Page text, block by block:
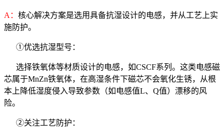
A： 核心解决方案是选用具备抗湿设计的电感，并从工艺上实
施防护。
①优选抗湿型号：
选择铁氧体等材质设计的电感，如CSCF系列。这类电感磁
芯属于MnZn铁氧体，在高湿条件下磁芯不会氧化生锈，从根
本上降低湿度侵入导致参数（如电感值L、Q值）漂移的风
险。
②关注工艺防护：